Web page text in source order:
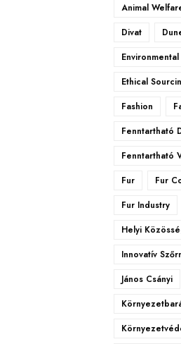
Animal
Divat
Ethical
Fashion
Fenntartható
Fenntartható
Fur
Fur
Fur Industry
Helyi
Innovatív
János Csányi